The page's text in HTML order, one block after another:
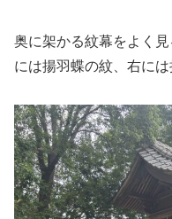
奥に架かる紋幕をよく
には揚羽蝶の紋、右に